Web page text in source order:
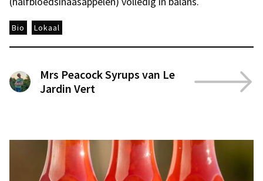
Bio Lokaal
Mrs Peacock Syrups van Le
Jardin Vert